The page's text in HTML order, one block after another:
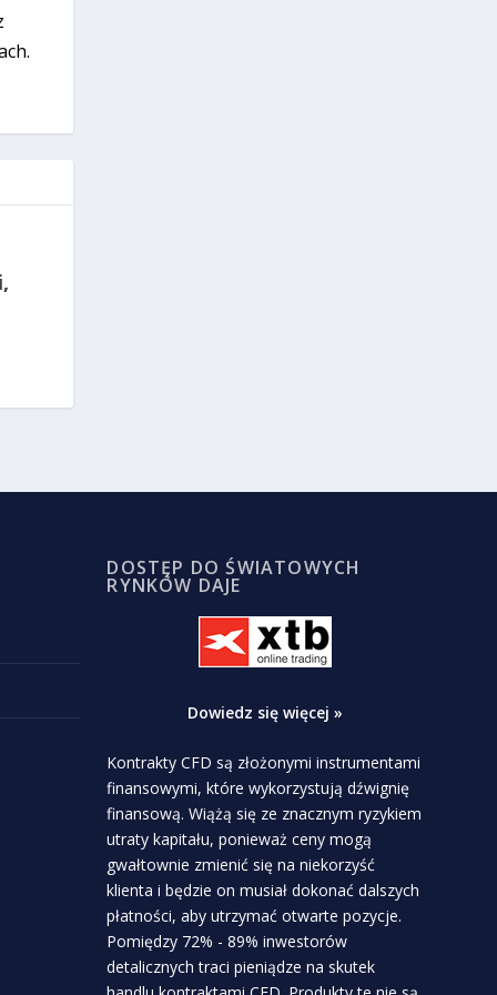
DOSTĘP DO ŚWIATOWYCH
RYNKÓW DAJE
Dowiedz się więcej »
Kontrakty CFD są złożonymi instrumentami
finansowymi, które wykorzystują dźwignię
finansową. Wiążą się ze znacznym ryzykiem
utraty kapitału, ponieważ ceny mogą
gwałtownie zmienić się na niekorzyść
klienta i będzie on musiał dokonać dalszych
płatności, aby utrzymać otwarte pozycje.
Pomiędzy 72% - 89% inwestorów
detalicznych traci pieniądze na skutek